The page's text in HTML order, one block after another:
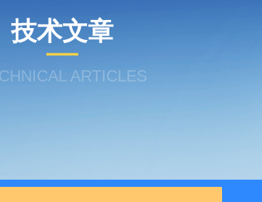
技术文章
ARTICLES